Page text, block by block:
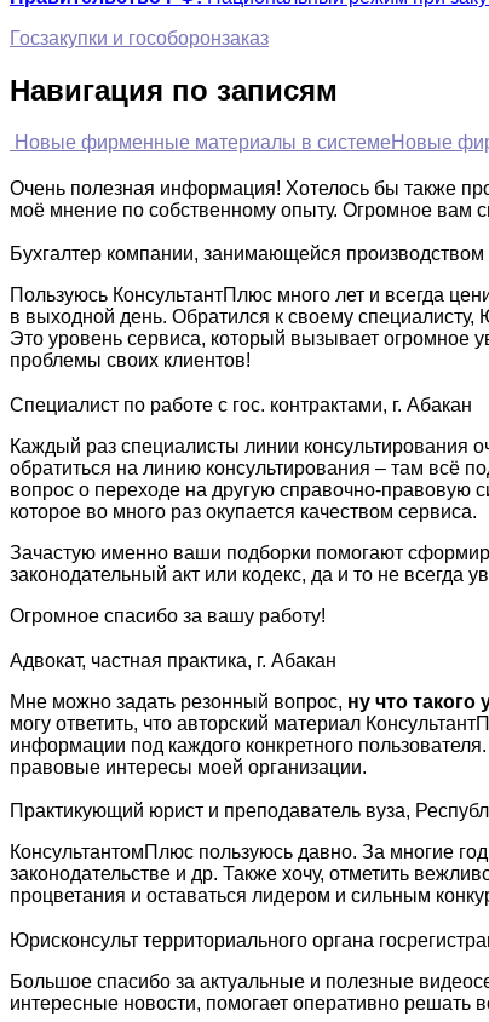
Госзакупки и гособоронзаказ
Навигация по записям
Новые фирменные материалы в системеНовые
Очень полезная информация! Хотелось бы также
моё мнение по собственному опыту. Огромное вам
Бухгалтер компании, занимающейся
Пользуюсь КонсультантПлюс много лет и всегда
в выходной день. Обратился к своему
Это уровень сервиса, который вызывает огромное
проблемы своих клиентов!
Специалист по работе с гос. контрактами, г. Абакан
Каждый раз специалисты линии консультирования
обратиться на линию консультирования – там всё
вопрос о переходе на другую справочно-правовую
которое во много раз окупается качеством сервиса.
Зачастую именно ваши подборки помогают
законодательный акт или кодекс, да и то не всегда
Огромное спасибо за вашу работу!
Адвокат, частная практика, г. Абакан
Мне можно задать резонный вопрос, ну что
могу ответить, что авторский материал
информации под каждого конкретного
правовые интересы моей организации.
Практикующий юрист и преподаватель вуза,
КонсультантомПлюс пользуюсь давно. За многие
законодательстве и др. Также хочу, отметить
процветания и оставаться лидером и сильным
Юрисконсульт территориального органа
Большое спасибо за актуальные и полезные
интересные новости, помогает оперативно решать